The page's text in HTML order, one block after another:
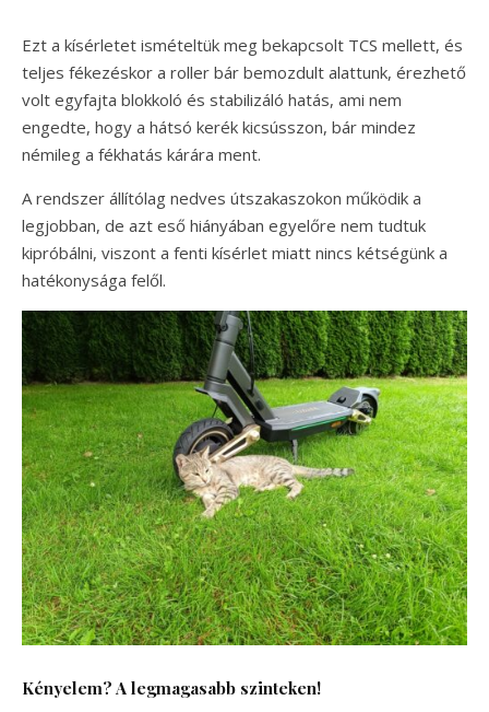
Ezt a kísérletet ismételtük meg bekapcsolt TCS mellett, és
teljes fékezéskor a roller bár bemozdult alattunk, érezhető
volt egyfajta blokkoló és stabilizáló hatás, ami nem
engedte, hogy a hátsó kerék kicsússzon, bár mindez
némileg a fékhatás kárára ment.
A rendszer állítólag nedves útszakaszokon működik a
legjobban, de azt eső hiányában egyelőre nem tudtuk
kipróbálni, viszont a fenti kísérlet miatt nincs kétségünk a
hatékonysága felől.
Kényelem? A legmagasabb szinteken!